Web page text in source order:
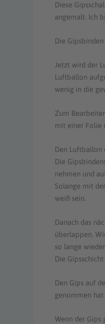
Diese
angemalt. Ich
Die
Jetzt wird der
Luftballon
wenig in die
Zum
mit einer Folie
Den Luftballon
Die
nehmen und
Solange mit
weiß sein.
Danach das
überlappen.
so lange
Die
Den Gips auf
genommen hat
Wenn der Gips